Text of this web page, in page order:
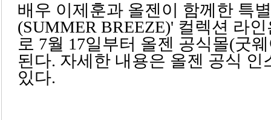
배우 이제훈과 올젠이 함께한 특
(SUMMER BREEZE)' 컬렉션 라
로 7월 17일부터 올젠 공식몰(굿
된다. 자세한 내용은 올젠 공식
있다.